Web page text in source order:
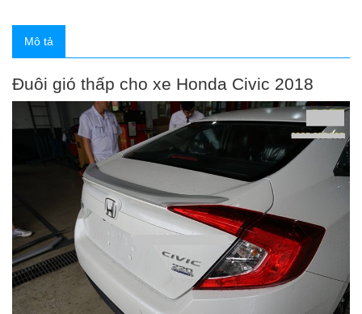
Mô tả
Đuôi gió thấp cho xe Honda Civic 2018